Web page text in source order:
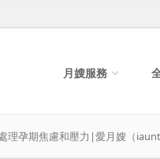
月嫂服務
理孕期焦慮和壓力|愛月嫂（